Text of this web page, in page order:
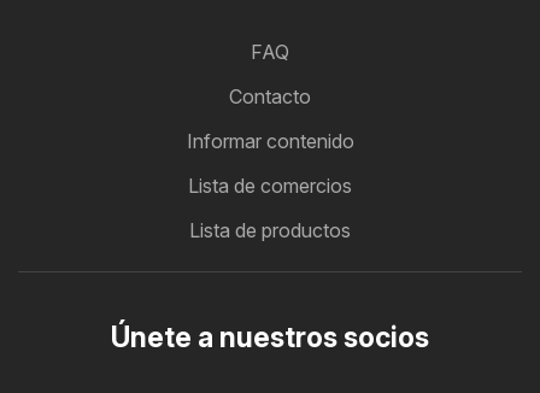
FAQ
Contacto
Informar contenido
Lista de comercios
Lista de productos
Únete a nuestros socios